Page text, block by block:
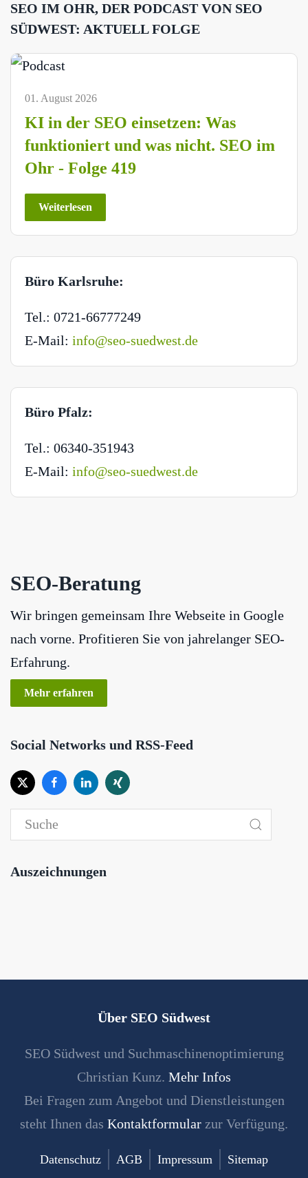
SEO IM OHR, DER PODCAST VON SEO
SÜDWEST: AKTUELL FOLGE
01. August 2026
KI in der SEO einsetzen: Was
funktioniert und was nicht. SEO im
Ohr - Folge 419
Weiterlesen
Büro Karlsruhe:
Tel.: 0721-66777249
E-Mail: info@seo-suedwest.de
Büro Pfalz:
Tel.: 06340-351943
E-Mail: info@seo-suedwest.de
SEO-Beratung
Wir bringen gemeinsam Ihre Webseite in Google
nach vorne. Profitieren Sie von jahrelanger SEO-
Erfahrung.
Mehr erfahren
Social Networks und RSS-Feed
Auszeichnungen
Über SEO Südwest
SEO Südwest und Suchmaschinenoptimierung
Christian Kunz. Mehr Infos
Bei Fragen zum Angebot und Dienstleistungen
steht Ihnen das Kontaktformular zur Verfügung.
Datenschutz AGB Impressum Sitemap